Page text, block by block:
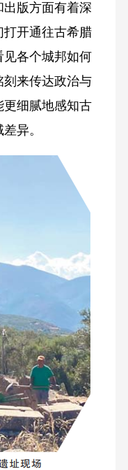
出版方面有着深
打开通往古希腊
各个城邦如何
来传达政治与
细腻地感知古
异。